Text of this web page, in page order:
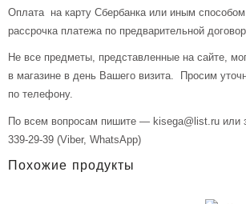
Оплата на карту Сбербанка или иным
рассрочка платежа по предварительной
Не все предметы, представленные на сайте,
в магазине в день Вашего визита. Просим
по телефону.
По всем вопросам пишите — kisega@list.ru или
339-29-39 (Viber, WhatsApp)
Похожие продукты